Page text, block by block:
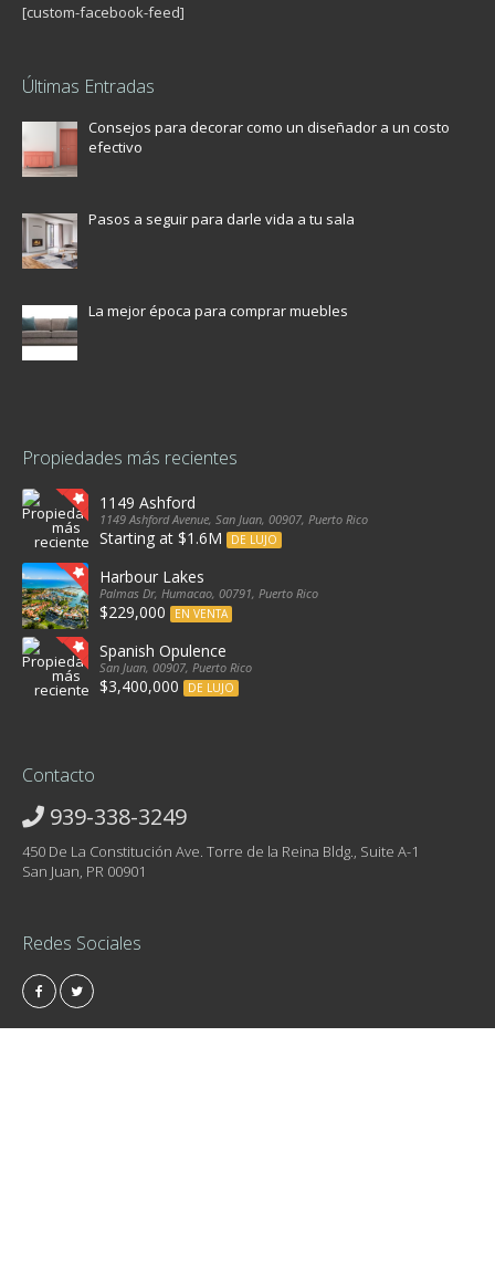
[custom-facebook-feed]
Últimas Entradas
Consejos para decorar como un diseñador a un costo
efectivo
Pasos a seguir para darle vida a tu sala
La mejor época para comprar muebles
Propiedades más recientes
1149 Ashford
1149 Ashford Avenue, San Juan, 00907, Puerto Rico
Starting at $1.6M DE LUJO
Harbour Lakes
Palmas Dr, Humacao, 00791, Puerto Rico
$229,000 EN VENTA
Spanish Opulence
San Juan, 00907, Puerto Rico
$3,400,000 DE LUJO
Contacto
939-338-3249
450 De La Constitución Ave. Torre de la Reina Bldg., Suite A-1
San Juan, PR 00901
Redes Sociales